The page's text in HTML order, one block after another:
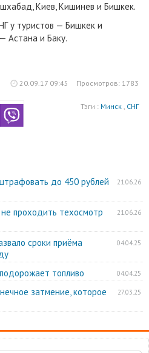
Киев, Кишинев и Бишкек.
у туристов — Бишкек и
Астана и Баку.
20.09.17 09:45 Просмотров: 1783
Тэги : Минск , СНГ
21.06.26
до 450 рублей
21.06.26
проходить техосмотр
04.04.25
сроки приёма
04.04.25
топливо
27.03.25
затмение, которое